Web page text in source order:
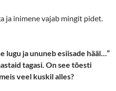
ja inimene vajab mingit pidet.
lugu ja ununeb esiisade hääl…”
tagasi. On see tõesti
veel kuskil alles?